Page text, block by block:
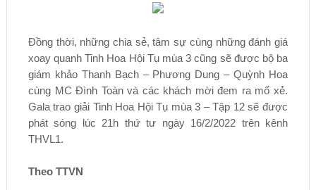
Đồng thời, những chia sẻ, tâm sự cùng những đánh giá
xoay quanh Tinh Hoa Hội Tụ mùa 3 cũng sẽ được bộ ba
giám khảo Thanh Bạch – Phương Dung – Quỳnh Hoa
cùng MC Đình Toàn và các khách mời đem ra mổ xẻ.
Gala trao giải Tinh Hoa Hội Tụ mùa 3 – Tập 12 sẽ được
phát sóng lúc 21h thứ tư ngày 16/2/2022 trên kênh
THVL1.
Theo TTVN